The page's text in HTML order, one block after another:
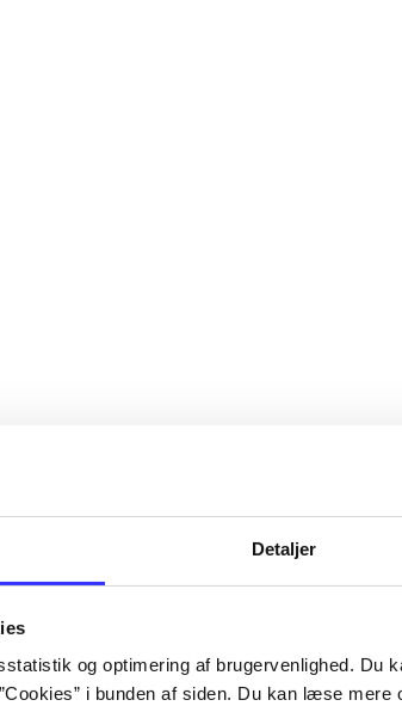
Detaljer
og optimering af brugervenlighed.
i bunden af siden. Du kan læse mere